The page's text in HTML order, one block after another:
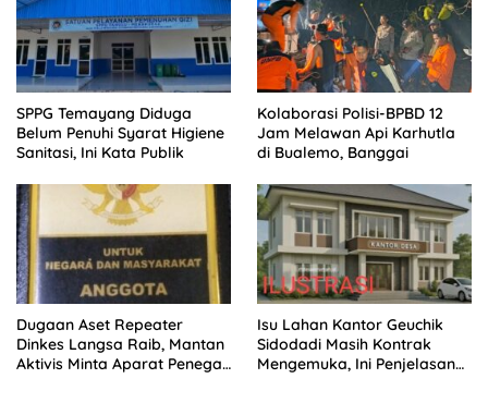
SPPG Temayang Diduga
Belum Penuhi Syarat Higiene
Sanitasi, Ini Kata Publik
Kolaborasi Polisi-BPBD 12
Jam Melawan Api Karhutla
di Bualemo, Banggai
Dugaan Aset Repeater
Dinkes Langsa Raib, Mantan
Aktivis Minta Aparat Penegak
Isu Lahan Kantor Geuchik
Sidodadi Masih Kontrak
Mengemuka, Ini Penjelasan